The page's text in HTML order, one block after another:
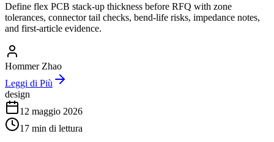
Define flex PCB stack-up thickness before RFQ with zone
tolerances, connector tail checks, bend-life risks, impedance notes,
and first-article evidence.
Hommer Zhao
Leggi di Più
design
12 maggio 2026
17 min di lettura